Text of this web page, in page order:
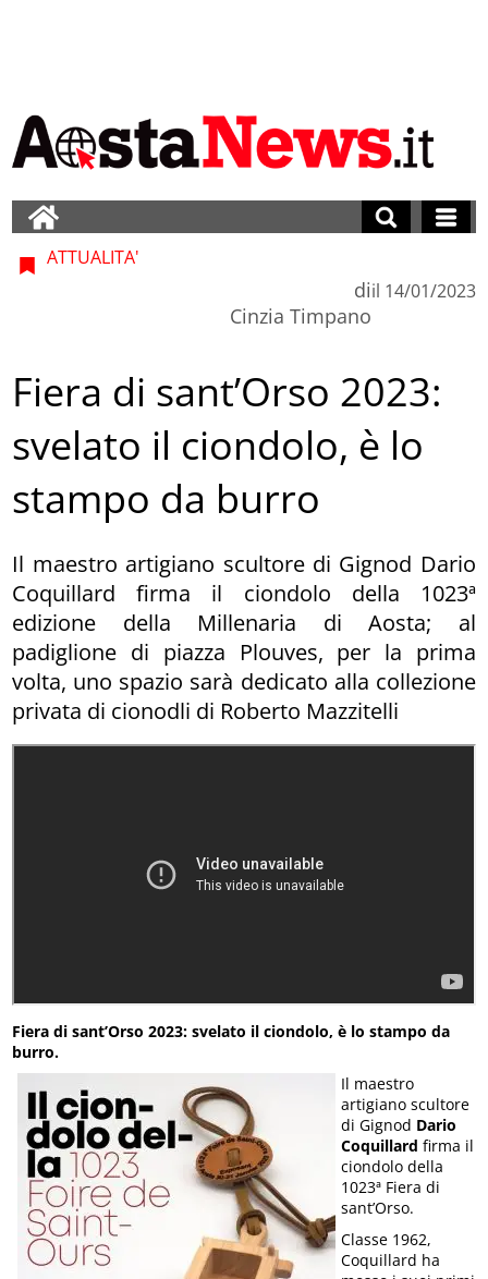
ATTUALITA'
di
Cinzia Timpano
il 14/01/2023
Fiera di sant’Orso 2023:
svelato il ciondolo, è lo
stampo da burro
Il maestro artigiano scultore di Gignod Dario
Coquillard firma il ciondolo della 1023ª
edizione della Millenaria di Aosta; al
padiglione di piazza Plouves, per la prima
volta, uno spazio sarà dedicato alla collezione
privata di cionodli di Roberto Mazzitelli
Fiera di sant’Orso 2023: svelato il ciondolo, è lo stampo da
burro.
Il maestro
artigiano scultore
di Gignod Dario
Coquillard firma il
ciondolo della
1023ª Fiera di
sant’Orso.
Classe 1962,
Coquillard ha